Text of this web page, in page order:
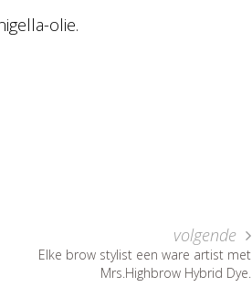
olie.
volgende
Elke brow stylist een ware artist met
Mrs.Highbrow Hybrid Dye.